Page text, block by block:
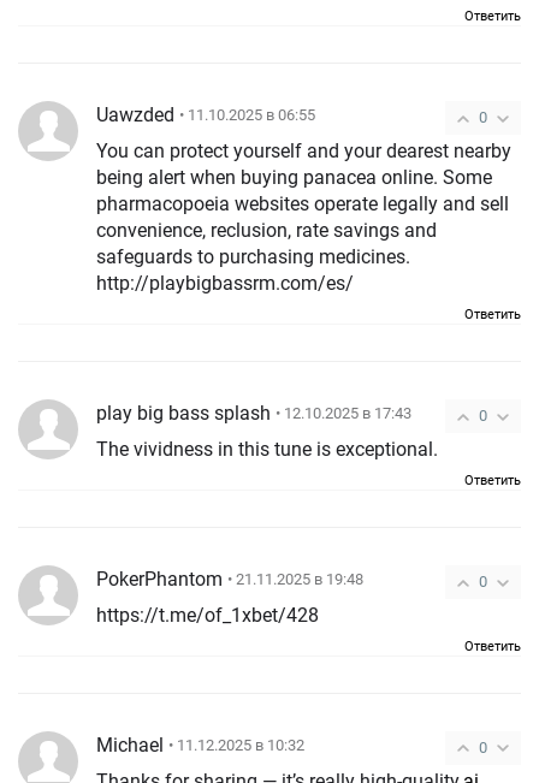
Ответить
0
Uawzded • 11.10.2025 в 06:55
You can protect yourself and your dearest nearby
being alert when buying panacea online. Some
pharmacopoeia websites operate legally and sell
convenience, reclusion, rate savings and
safeguards to purchasing medicines.
http://playbigbassrm.com/es/
Ответить
0
play big bass splash • 12.10.2025 в 17:43
The vividness in this tune is exceptional.
Ответить
0
PokerPhantom • 21.11.2025 в 19:48
https://t.me/of_1xbet/428
Ответить
0
Michael • 11.12.2025 в 10:32